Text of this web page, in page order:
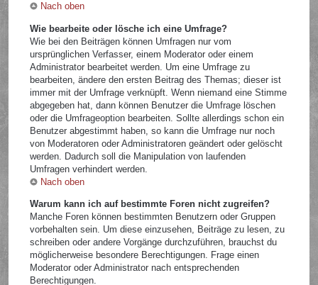
Nach oben
Wie bearbeite oder lösche ich eine Umfrage?
Wie bei den Beiträgen können Umfragen nur vom
ursprünglichen Verfasser, einem Moderator oder einem
Administrator bearbeitet werden. Um eine Umfrage zu
bearbeiten, ändere den ersten Beitrag des Themas; dieser ist
immer mit der Umfrage verknüpft. Wenn niemand eine Stimme
abgegeben hat, dann können Benutzer die Umfrage löschen
oder die Umfrageoption bearbeiten. Sollte allerdings schon ein
Benutzer abgestimmt haben, so kann die Umfrage nur noch
von Moderatoren oder Administratoren geändert oder gelöscht
werden. Dadurch soll die Manipulation von laufenden
Umfragen verhindert werden.
Nach oben
Warum kann ich auf bestimmte Foren nicht zugreifen?
Manche Foren können bestimmten Benutzern oder Gruppen
vorbehalten sein. Um diese einzusehen, Beiträge zu lesen, zu
schreiben oder andere Vorgänge durchzuführen, brauchst du
möglicherweise besondere Berechtigungen. Frage einen
Moderator oder Administrator nach entsprechenden
Berechtigungen.